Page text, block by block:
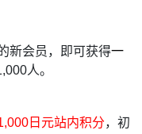
新会员，即可获得一
人。
日元站内积分，初